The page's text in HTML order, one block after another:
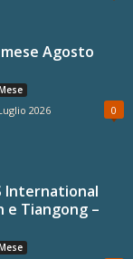
Agosto
2026 0
International
e Tiangong –